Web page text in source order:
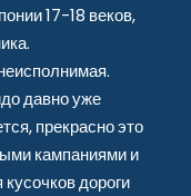
17-18 веков,
давно уже
прекрасно это
кампаниями и
дороги